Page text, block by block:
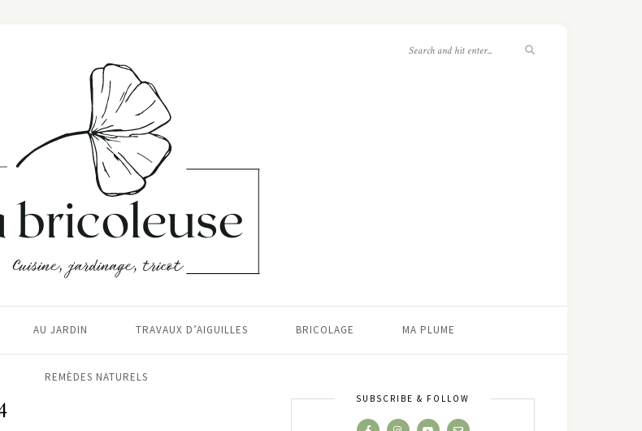
AU JARDIN TRAVAUX D’AIGUILLES BRICOLAGE MA PLUME
REMÈDES NATURELS
SUBSCRIBE & FOLLOW